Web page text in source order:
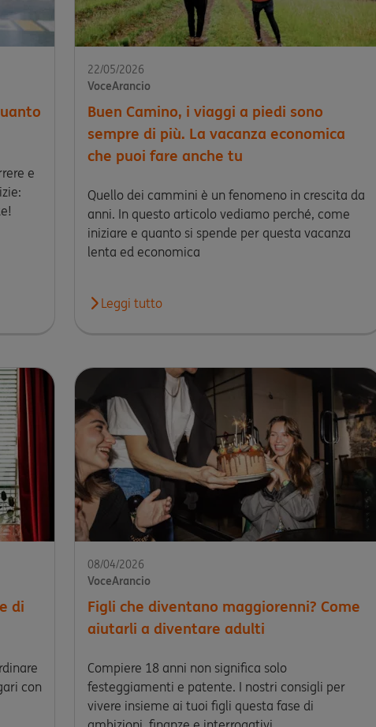
e
zero e quanto costa
22/05/2026
VoceArancio
Buen Camino, i viaggi a piedi sono
sempre di più. La vacanza economica
che puoi fare anche tu
Quello dei cammini è un fenomeno in crescita da
anni. In questo articolo vediamo perché, come
iniziare e quanto si spende per questa vacanza
lenta ed economica
Leggi tutto
Leggi l'articolo Buen Camino, i viaggi a piedi
di
con
08/04/2026
VoceArancio
Figli che diventano maggiorenni? Come
aiutarli a diventare adulti
Compiere 18 anni non significa solo
festeggiamenti e patente. I nostri consigli per
vivere insieme ai tuoi figli questa fase di